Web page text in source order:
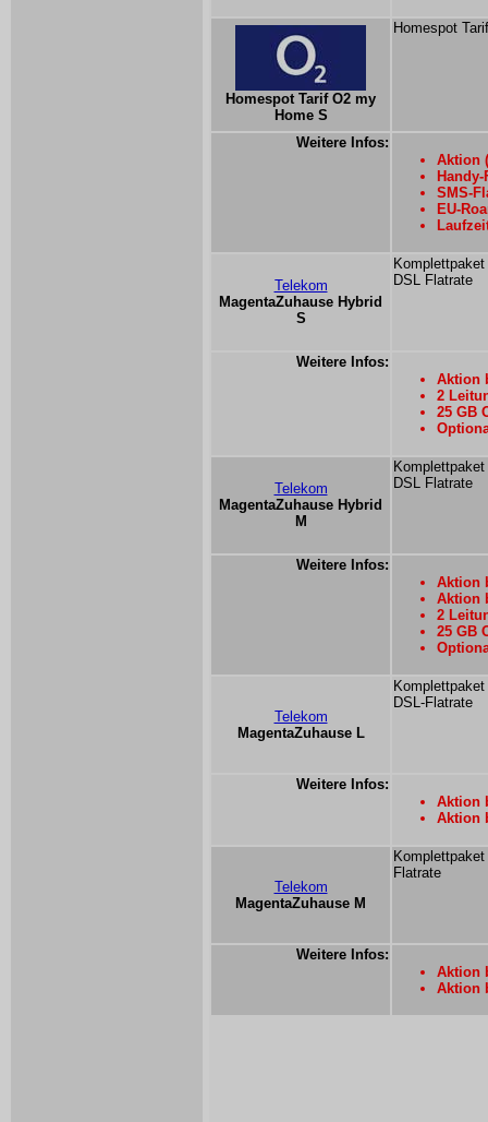
Homespot Tarif O2 my
Home S
Homespot
Weitere Infos:
Aktion
SMS-
EU-
Telekom
MagentaZuhause Hybrid
S
DSL Flatrate
Weitere Infos:
Aktion
2
25 GB
Telekom
MagentaZuhause Hybrid
M
DSL Flatrate
Weitere Infos:
Aktion
Aktion
2
25 GB
Telekom
MagentaZuhause L
DSL-Flatrate
Weitere Infos:
Aktion
Aktion
Telekom
MagentaZuhause M
Flatrate
Weitere Infos:
Aktion
Aktion